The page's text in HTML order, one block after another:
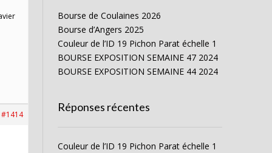
#1414
Bourse de Coulaines 2026
Bourse d’Angers 2025
Couleur de l’ID 19 Pichon Parat échelle 1
BOURSE EXPOSITION SEMAINE 47 2024
BOURSE EXPOSITION SEMAINE 44 2024
Réponses récentes
Couleur de l’ID 19 Pichon Parat échelle 1